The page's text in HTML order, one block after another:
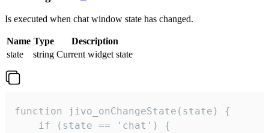
Is executed when chat window state has changed.
Name Type
Description
state
string Current widget state
function jivo_onChangeState(state) {
    if (state == 'chat') {